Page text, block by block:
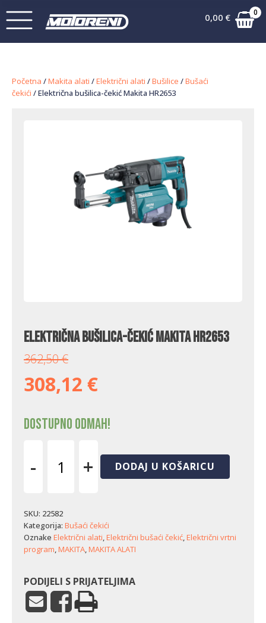
0,00 € 0
Početna /Makita alati /Električni alati /Bušilice /Bušaći
čekići / Električna bušilica-čekić Makita HR2653
Električna bušilica-čekić Makita HR2653
362,50€
308,12 €
Dostupno odmah!
-
Makita
HR2653
količina
+ DODAJ U KOŠARICU
SKU: 22582
Kategorija: Bušaći čekići
Oznake Električni alati,Električni bušaći čekić,Električni vrtni
program,MAKITA,MAKITA ALATI
PODIJELI S PRIJATELJIMA